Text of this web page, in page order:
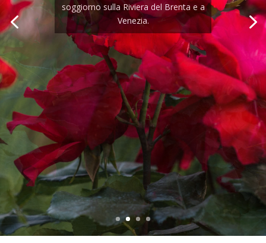
soggiorno sulla Riviera del Brenta e a
Venezia.